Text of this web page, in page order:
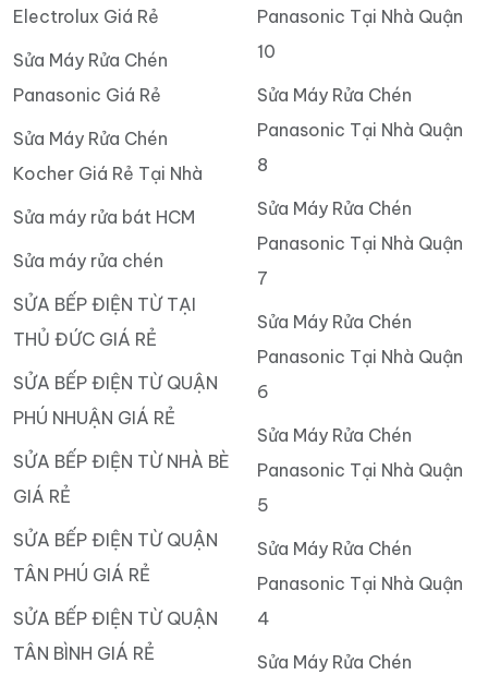
Electrolux Giá Rẻ
Sửa Máy Rửa Chén
Panasonic Giá Rẻ
Sửa Máy Rửa Chén
Kocher Giá Rẻ Tại Nhà
Sửa máy rửa bát HCM
Sửa máy rửa chén
SỬA BẾP ĐIỆN TỪ TẠI
THỦ ĐỨC GIÁ RẺ
SỬA BẾP ĐIỆN TỪ QUẬN
PHÚ NHUẬN GIÁ RẺ
SỬA BẾP ĐIỆN TỪ NHÀ BÈ
GIÁ RẺ
SỬA BẾP ĐIỆN TỪ QUẬN
TÂN PHÚ GIÁ RẺ
SỬA BẾP ĐIỆN TỪ QUẬN
TÂN BÌNH GIÁ RẺ
Panasonic Tại Nhà Quận
10
Sửa Máy Rửa Chén
Panasonic Tại Nhà Quận
8
Sửa Máy Rửa Chén
Panasonic Tại Nhà Quận
7
Sửa Máy Rửa Chén
Panasonic Tại Nhà Quận
6
Sửa Máy Rửa Chén
Panasonic Tại Nhà Quận
5
Sửa Máy Rửa Chén
Panasonic Tại Nhà Quận
4
Sửa Máy Rửa Chén